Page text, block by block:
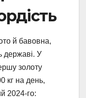
й бавовна,
державі. У
золоту
кг на день,
2024-го: